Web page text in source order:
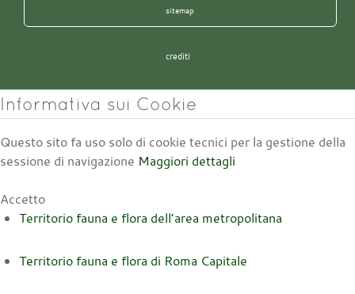
sitemap
crediti
Informativa sui Cookie
Questo sito fa uso solo di cookie tecnici per la gestione della
sessione di navigazione Maggiori dettagli
Accetto
Territorio fauna e flora dell’area metropolitana
Territorio fauna e flora di Roma Capitale